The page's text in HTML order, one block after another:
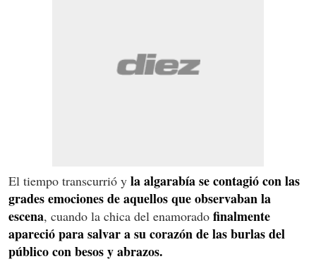
El tiempo transcurrió y la algarabía se contagió con las
grades emociones de aquellos que observaban la
escena, cuando la chica del enamorado finalmente
apareció para salvar a su corazón de las burlas del
público con besos y abrazos.